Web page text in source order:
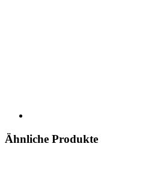
Ähnliche Produkte